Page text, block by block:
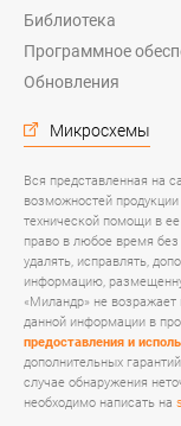
Библиотека
Программное
Обновления
Микросхемы
Вся представленная на
возможностей
технической помощи в
право в любое время
удалять, исправлять,
информацию,
«Миландр» не возражает
данной информации в
предоставления и
дополнительных
случае обнаружения
необходимо написать на